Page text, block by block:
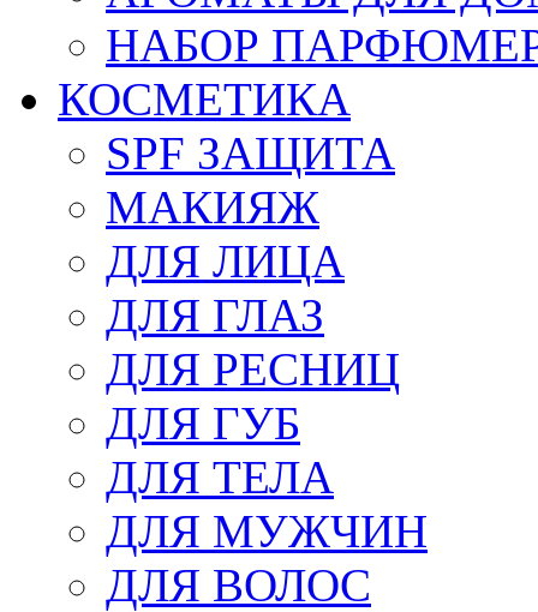
НАБОР
КОСМЕТИКА
SPF ЗАЩИТА
МАКИЯЖ
ДЛЯ ЛИЦА
ДЛЯ ГЛАЗ
ДЛЯ РЕСНИЦ
ДЛЯ ГУБ
ДЛЯ ТЕЛА
ДЛЯ МУЖЧИН
ДЛЯ ВОЛОС